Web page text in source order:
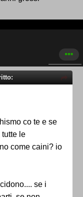
co te e se
tutte le
come caini? io
se i